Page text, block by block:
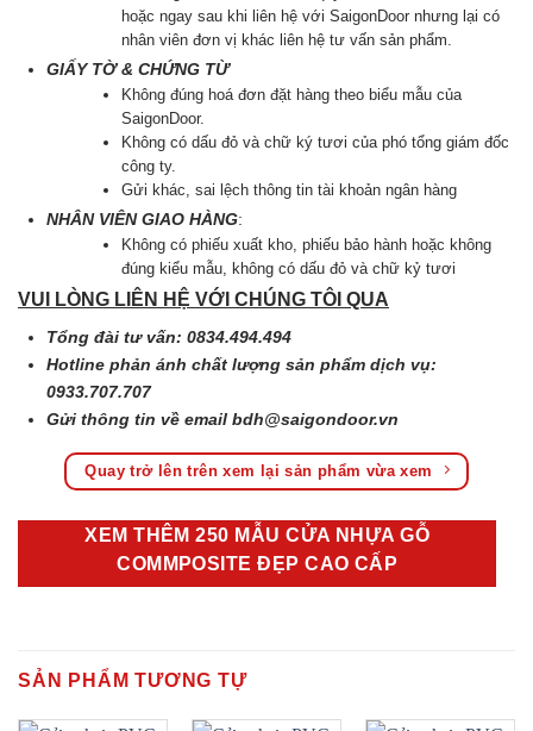
hoặc ngay sau khi liên hệ với SaigonDoor nhưng lại có
nhân viên đơn vị khác liên hệ tư vấn sản phẩm.
GIẤY TỜ & CHỨNG TỪ
Không đúng hoá đơn đặt hàng theo biểu mẫu của
SaigonDoor.
Không có dấu đỏ và chữ ký tươi của phó tổng giám đốc
công ty.
Gửi khác, sai lệch thông tin tài khoản ngân hàng
NHÂN VIÊN GIAO HÀNG:
Không có phiếu xuất kho, phiếu bảo hành hoặc không
đúng kiểu mẫu, không có dấu đỏ và chữ kỷ tươi
VUI LÒNG LIÊN HỆ VỚI CHÚNG TÔI QUA
Tổng đài tư vấn: 0834.494.494
Hotline phản ánh chất lượng sản phẩm dịch vụ:
0933.707.707
Gửi thông tin về emailbdh@saigondoor.vn
Quay trở lên trên xem lại sản phẩm vừa xem
XEM THÊM 250 MẪU CỬA NHỰA GỖ
COMMPOSITE ĐẸP CAO CẤP
SẢN PHẨM TƯƠNG TỰ